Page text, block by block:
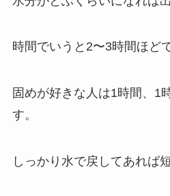
時間でいうと2〜3時間ほど
固めが好きな人は1時間、1
す。
しっかり水で戻してあれば